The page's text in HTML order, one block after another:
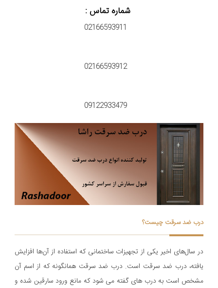
شماره تماس :
02166593911
02166593912
09122933479
درب ضد سرقت چیست؟
در سال‌های اخیر یکی از تجهیزات ساختمانی که استفاده از آن‌ها افزایش
یافته، درب ضد سرقت است. درب ضد سرقت همانگونه که از اسم آن
مشخص است به درب های گفته می شود که مانع ورود سارقین شده و